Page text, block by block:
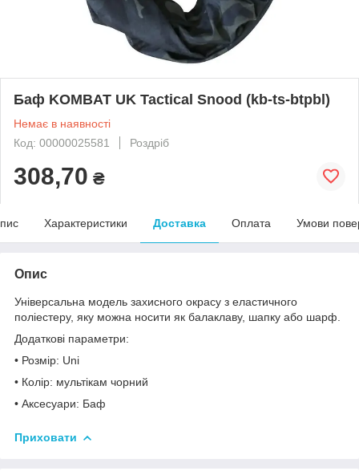
Баф KOMBAT UK Tactical Snood (kb-ts-btpbl)
Немає в наявності
Код: 00000025581
Роздріб
308,70 ₴
Характеристики Доставка Оплата Умови
Опис
Універсальна модель захисного окрасу з еластичного
поліестеру, яку можна носити як балаклаву, шапку або шарф.
Додаткові параметри:
• Розмір: Uni
• Колір: мультікам чорний
• Аксесуари: Баф
Приховати